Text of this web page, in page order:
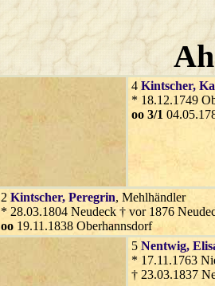
4 Kintscher,
* 18.12.1749
oo 3/1
2 Kintscher, Peregrin, Mehlhändler
* 28.03.1804 Neudeck † vor 1876
oo 19.11.1838 Oberhannsdorf
5 Nentwig,
* 17.11.1763
† 23.03.1837